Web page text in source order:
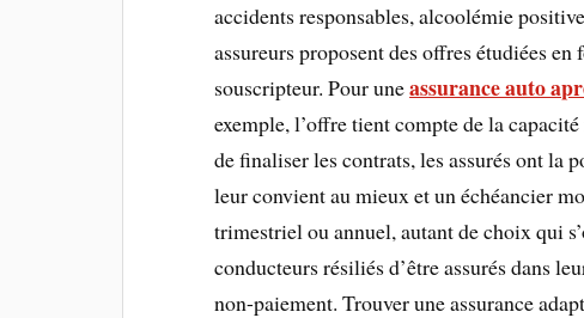
accidents responsables, alcoolémie
assureurs proposent des offres étudiées
souscripteur. Pour uneassurance auto
exemple, l’offre tient compte de la
de finaliser les contrats, les assurés ont la
leur convient au mieux et un échéancier
trimestriel ou annuel, autant de choix qui
conducteurs résiliés d’être assurés dans
non-paiement. Trouver une assurance